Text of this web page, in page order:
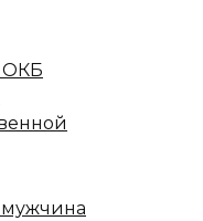
ОКБ